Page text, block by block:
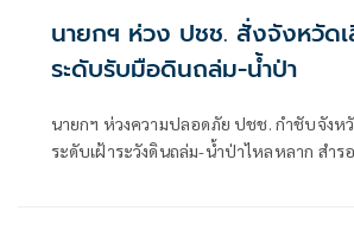
นายกฯ ห่วง ปชช. สั่งจังหวัด
ระดับรับมือดินถล่ม-น้ำป่า
นายกฯ ห่วงความปลอดภัย ปชช. กำชับจังห
ระดับเฝ้าระวังดินถล่ม-น้ำป่าไหลหลาก สำร